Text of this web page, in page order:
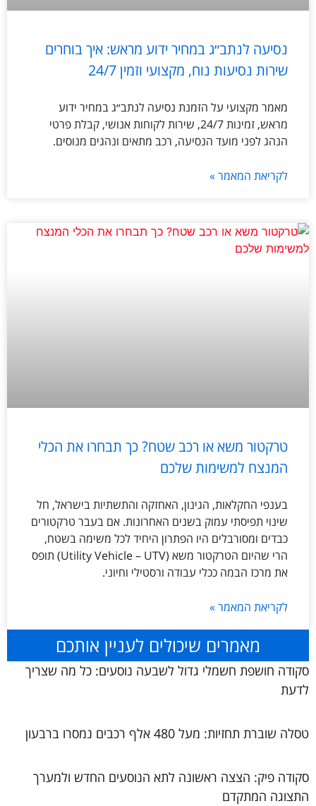
נסיעה לנתב״ג במחיר ידוע מראש: איך בוחרים
שירות נסיעות נוח, מקצועי וזמין 24/7
מאמר מקצועי על הזמנת נסיעה לנתב״ג במחיר ידוע
מראש, זמינות 24/7, שירות לקוחות אנושי, קבלת פרטי
הנהג לפני מועד הנסיעה, רכב מתאים ונהגים מנוסים.
לקריאת המאמר »
טרקטור משא או רכב שטח? כך תבחרו את הכלי
המנצח למשימות שלכם
בענפי החקלאות, הגינון, האחזקה והתשתיות בישראל, חל
שינוי תפיסתי עמוק בשנים האחרונות. אם בעבר טרקטורים
כבדים ומסורבלים היו הפתרון היחיד לכל משימה בשטח,
הרי שהיום הטרקטור משא (Utility Vehicle – UTV) תופס
את מרכז הבמה ככלי עבודה ורסטילי וחיוני.
לקריאת המאמר »
מאמרים שיכולים לעניין אותכם
סקודה חושפת חשמלי גדול לשבעה נוסעים: כל מה שצריך
לדעת
טסלה שוברת תחזיות: מעל 480 אלף רכבים נמסרו ברבעון
סקודה פיק: הצצה ראשונה לתא הנוסעים החדש ולמערך
התצוגה המתקדם